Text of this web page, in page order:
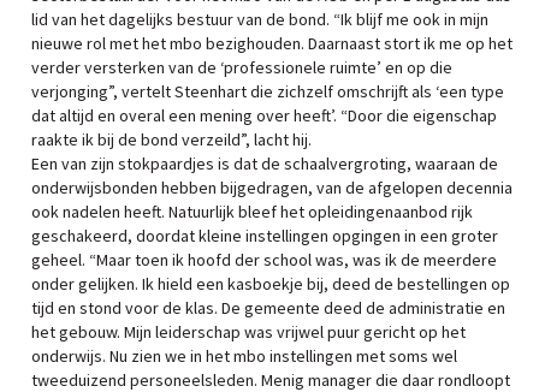
lid van het dagelijks bestuur van de bond. “Ik blijf me ook in mijn
nieuwe rol met het mbo bezighouden. Daarnaast stort ik me op het
verder versterken van de ‘professionele ruimte’ en op die
verjonging”, vertelt Steenhart die zichzelf omschrijft als ‘een type
dat altijd en overal een mening over heeft’. “Door die eigenschap
raakte ik bij de bond verzeild”, lacht hij.
Een van zijn stokpaardjes is dat de schaalvergroting, waaraan de
onderwijsbonden hebben bijgedragen, van de afgelopen decennia
ook nadelen heeft. Natuurlijk bleef het opleidingenaanbod rijk
geschakeerd, doordat kleine instellingen opgingen in een groter
geheel. “Maar toen ik hoofd der school was, was ik de meerdere
onder gelijken. Ik hield een kasboekje bij, deed de bestellingen op
tijd en stond voor de klas. De gemeente deed de administratie en
het gebouw. Mijn leiderschap was vrijwel puur gericht op het
onderwijs. Nu zien we in het mbo instellingen met soms wel
tweeduizend personeelsleden. Menig manager die daar rondloopt